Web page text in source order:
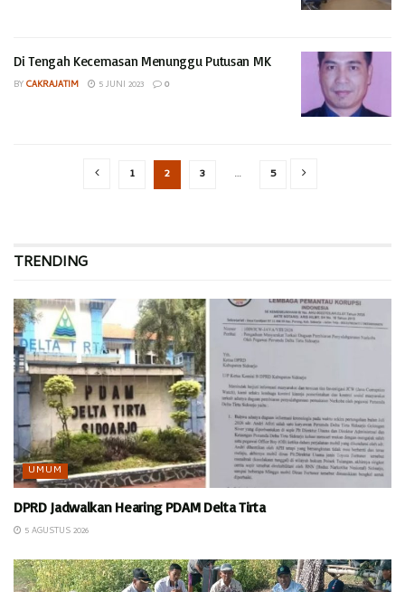
Di Tengah Kecemasan Menunggu Putusan MK
BYCAKRAJATIM 5 JUNI 2023 0
1 2 3 … 5
TRENDING
UMUM
DPRD Jadwalkan Hearing PDAM Delta Tirta
5 AGUSTUS 2026